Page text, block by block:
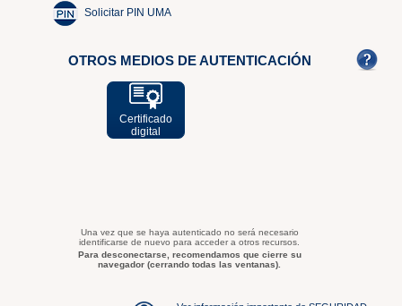
Solicitar PIN UMA
OTROS MEDIOS DE AUTENTICACIÓN
Certificado
digital
Una vez que se haya autenticado no será necesario
identificarse de nuevo para acceder a otros recursos.
Para desconectarse, recomendamos que cierre su
navegador (cerrando todas las ventanas).